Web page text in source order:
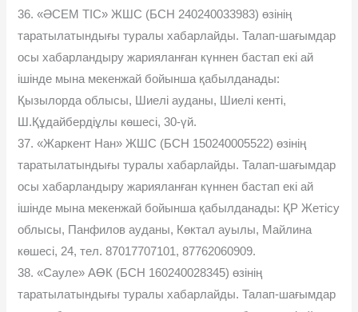
36. «ƏСЕМ ТІС» ЖШС (БСН 240240033983) өзінің
таратылатындығы туралы хабарлайды. Талап-шағымдар
осы хабарландыру жарияланған күннен бастап екі ай
ішінде мына мекенжай бойынша қабылданады:
Қызылорда облысы, Шиелі ауданы, Шиелі кенті,
Ш.Құдайбердіұлы көшесі, 30-үй.
37. «Жаркент Нан» ЖШС (БСН 150240005522) өзінің
таратылатындығы туралы хабарлайды. Талап-шағымдар
осы хабарландыру жарияланған күннен бастап екі ай
ішінде мына мекенжай бойынша қабылданады: ҚР Жетісу
облысы, Панфилов ауданы, Көктал ауылы, Майлина
көшесі, 24, тел. 87017707101, 87762060909.
38. «Сауле» АӨК (БСН 160240028345) өзінің
таратылатындығы туралы хабарлайды. Талап-шағымдар